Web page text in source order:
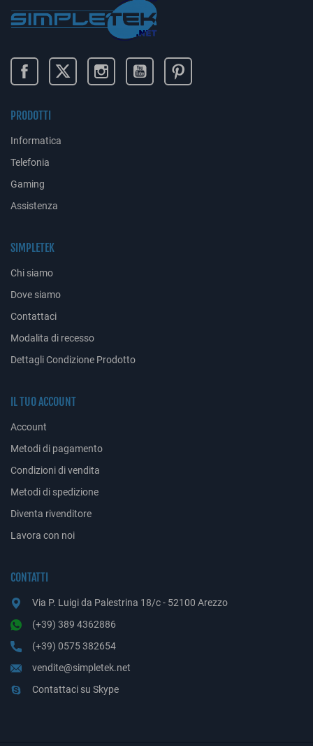
PRODOTTI
Informatica
Telefonia
Gaming
Assistenza
SIMPLETEK
Chi siamo
Dove siamo
Contattaci
Modalita di recesso
Dettagli Condizione Prodotto
IL TUO ACCOUNT
Account
Metodi di pagamento
Condizioni di vendita
Metodi di spedizione
Diventa rivenditore
Lavora con noi
CONTATTI
Via P. Luigi da Palestrina 18/c - 52100 Arezzo
(+39) 389 4362886
(+39) 0575 382654
vendite@simpletek.net
Contattaci su Skype